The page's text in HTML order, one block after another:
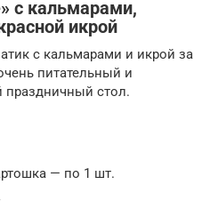
с кальмарами,
икрой
с кальмарами и икрой за
питательный и
праздничный стол.
— по 1 шт.